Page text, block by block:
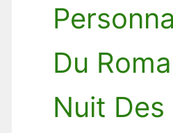
Du
Nuit Des